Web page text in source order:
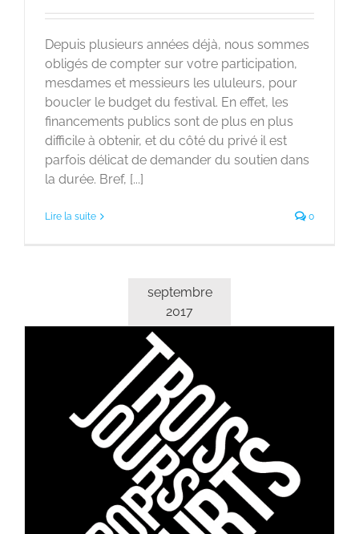
Depuis plusieurs années déjà, nous sommes
obligés de compter sur votre participation,
mesdames et messieurs les ululeurs, pour
boucler le budget du festival. En effet, les
financements publics sont de plus en plus
difficile à obtenir, et du côté du privé il est
parfois délicat de demander du soutien dans
la durée. Bref, [...]
Lire la suite 0
septembre
2017